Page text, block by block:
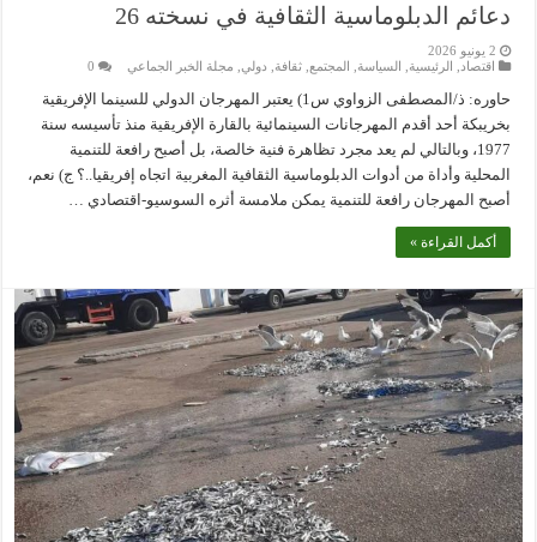
دعائم الدبلوماسية الثقافية في نسخته 26
2 يونيو 2026
اقتصاد
الرئيسية السياسة المجتمع ,ثقافة دولي مجلة الخبر الجماعي 0
حاوره: ذ/المصطفى الزواوي س1) يعتبر المهرجان الدولي للسينما الإفريقية
بخريبكة أحد أقدم المهرجانات السينمائية بالقارة الإفريقية منذ تأسيسه سنة
1977، وبالتالي لم يعد مجرد تظاهرة فنية خالصة، بل أصبح رافعة للتنمية
المحلية وأداة من أدوات الدبلوماسية الثقافية المغربية اتجاه إفريقيا..؟ ج) نعم،
أصبح المهرجان رافعة للتنمية يمكن ملامسة أثره السوسيو-اقتصادي …
أكمل القراءة »